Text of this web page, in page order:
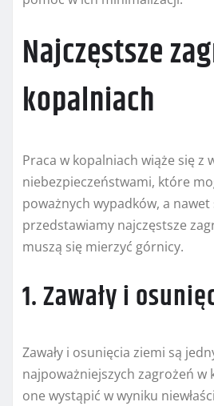
Najczęstsze
kopalniach
Praca w kopalniach wiąże się z
niebezpieczeństwami, które
poważnych wypadków, a
przedstawiamy najczęstsze
muszą się mierzyć górnicy.
1. Zawały i
Zawały i osunięcia ziemi są
najpoważniejszych zagrożeń w
one wystąpić w wyniku